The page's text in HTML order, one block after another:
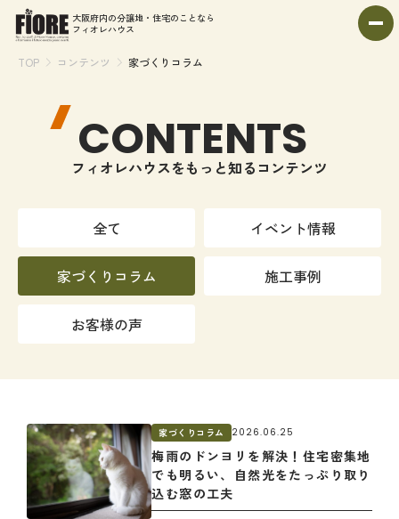
大阪府内の分譲地・住宅のことなら
フィオレハウス
イベント情報を見る
お客様の声を見る
フィオレハウスシリーズ専用フリーダイヤル
0120-23-5500
TOP コンテンツ 家づくりコラム
フィオレハウスをもっと知るコンテンツ
CONTENTS
全て イベント情報
家づくりコラム 施工事例
お客様の声
家づくりコラム 2026.06.25
梅雨のドンヨリを解決！住宅密集地
でも明るい、自然光をたっぷり取り
込む窓の工夫